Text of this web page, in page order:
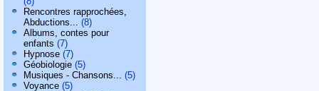
Rencontres rapprochées,
Abductions... (8)
Albums, contes pour
enfants (7)
Hypnose (7)
Géobiologie (5)
Musiques - Chansons... (5)
Voyance (5)